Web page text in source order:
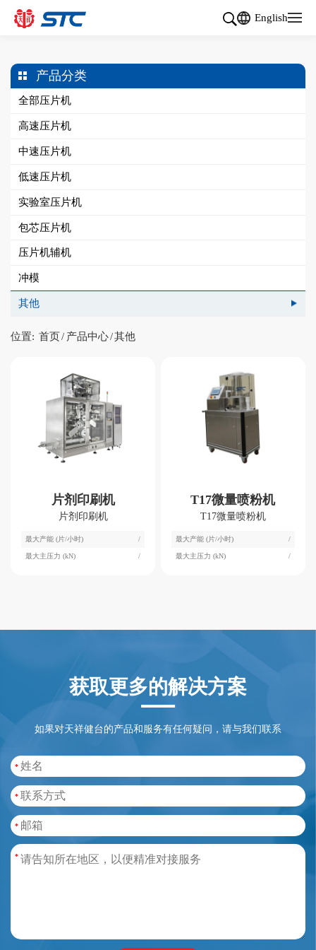
English
产品分类
全部压片机
高速压片机
中速压片机
低速压片机
实验室压片机
包芯压片机
压片机辅机
冲模
其他
位置: 首页/ 产品中心/其他
片剂印刷机
片剂印刷机
最大产能 (片/小时) /
最大主压力 (kN) /
T17微量喷粉机
T17微量喷粉机
最大产能 (片/小时) /
最大主压力 (kN) /
获取更多的解决方案
如果对天祥健台的产品和服务有任何疑问，请与我们联系